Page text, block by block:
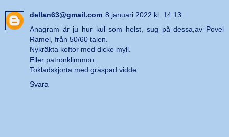
dellan63@gmail.com 8 januari 2022 kl. 14:13
Anagram är ju hur kul som helst, sug på dessa,av Povel
Ramel, från 50/60 talen.
Nykräkta koftor med dicke myll.
Eller patronklimmon.
Tokladskjorta med gräspad vidde.
Svara